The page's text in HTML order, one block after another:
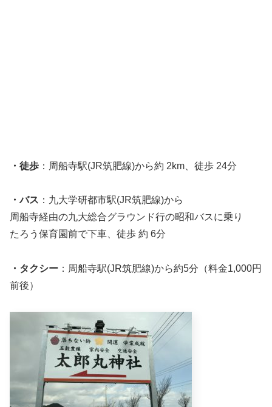
・徒歩 ：周船寺駅(JR筑肥線)から約 2km、徒歩 24分
・バス ：九大学研都市駅(JR筑肥線)から
周船寺経由の九大総合グラウンド行の昭和バスに乗り
たろう保育園前で下車、徒歩 約 6分
・タクシー ：周船寺駅(JR筑肥線)から約5分（料金1,000円
前後）